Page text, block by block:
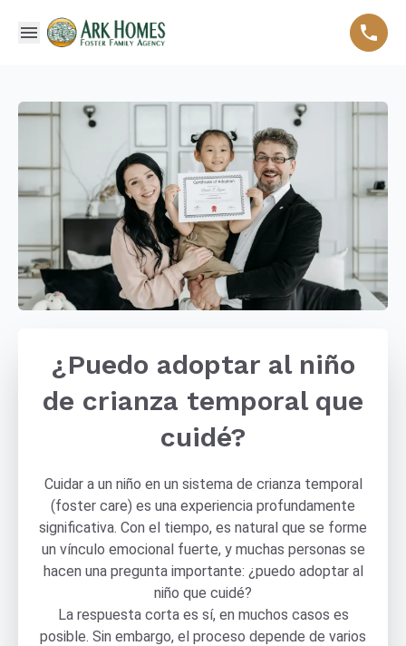
¿Puedo adoptar al niño
de crianza temporal que
cuidé?
Cuidar a un niño en un sistema de crianza temporal
(foster care) es una experiencia profundamente
significativa. Con el tiempo, es natural que se forme
un vínculo emocional fuerte, y muchas personas se
hacen una pregunta importante: ¿puedo adoptar al
niño que cuidé?
La respuesta corta es sí, en muchos casos es
posible. Sin embargo, el proceso depende de varios